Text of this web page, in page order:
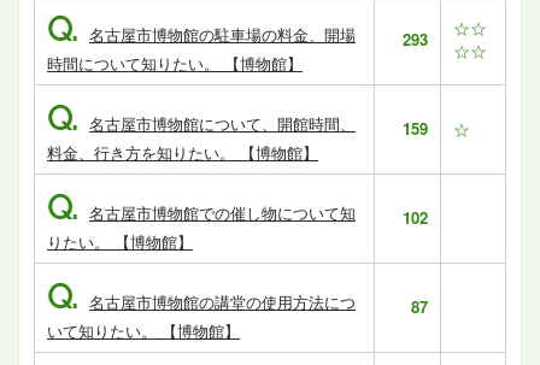
Q. 名古屋市博物館の駐車場の料金、開場
時間について知りたい。 【博物館】
293
☆☆
☆☆
Q. 名古屋市博物館について、開館時間、
料金、行き方を知りたい。 【博物館】
159 ☆
Q. 名古屋市博物館での催し物について知
りたい。 【博物館】
102
Q. 名古屋市博物館の講堂の使用方法につ
いて知りたい。 【博物館】
87